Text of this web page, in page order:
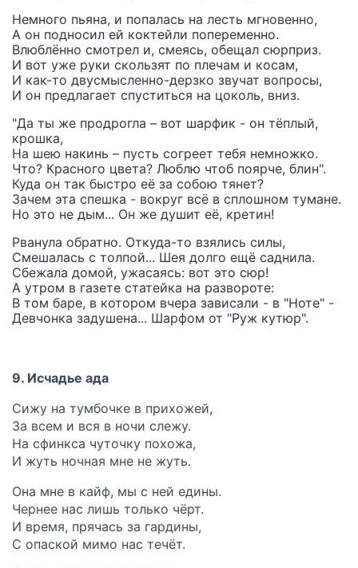
Немного пьяна, и попалась на лесть мгновенно,
А он подносил ей коктейли попеременно.
Влюблённо смотрел и, смеясь, обещал сюрприз.
И вот уже руки скользят по плечам и косам,
И как-то двусмысленно-дерзко звучат вопросы,
И он предлагает спуститься на цоколь, вниз.
"Да ты же продрогла – вот шарфик - он тёплый,
крошка,
На шею накинь – пусть согреет тебя немножко.
Что? Красного цвета? Люблю чтоб поярче, блин".
Куда он так быстро её за собою тянет?
Зачем эта спешка - вокруг всё в сплошном тумане.
Но это не дым... Он же душит её, кретин!
Рванула обратно. Откуда-то взялись силы,
Смешалась с толпой... Шея долго ещё саднила.
Сбежала домой, ужасаясь: вот это сюр!
А утром в газете статейка на развороте:
В том баре, в котором вчера зависали - в "Ноте" -
Девчонка задушена... Шарфом от "Руж кутюр".
9. Исчадье ада
Сижу на тумбочке в прихожей,
За всем и вся в ночи слежу.
На сфинкса чуточку похожа,
И жуть ночная мне не жуть.
Она мне в кайф, мы с ней едины.
Чернее нас лишь только чёрт.
И время, прячась за гардины,
С опаской мимо нас течёт.